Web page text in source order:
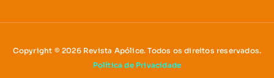
Copyright © 2026 Revista Apólice. Todos os direitos reservados.
Política de Privacidade